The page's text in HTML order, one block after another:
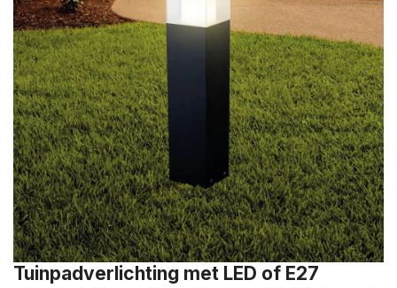
Tuinpadverlichting met LED of E27